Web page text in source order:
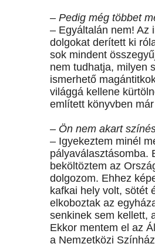
– Pedig még többet
– Egyáltalán nem! Az
dolgokat derített ki
sok mindent
nem tudhatja, milyen
ismerhető
világgá kellene
említett könyvben
– Ön nem akart
– Igyekeztem minél
pályaválasztásomba.
beköltöztem az
dolgozom. Ehhez
kafkai hely volt, sötét
elkoboztak az
senkinek sem kellett,
Ekkor mentem el az
a Nemzetközi